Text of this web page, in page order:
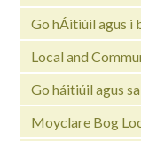
Go hÁitiúil agus i
Local and
Go háitiúil agus
Moyclare Bog